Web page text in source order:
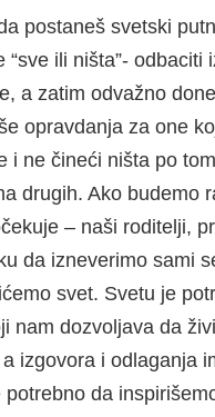
postaneš svetski
“sve ili ništa”- odbaciti
a zatim odvažno
opravdanja za one
i ne čineći ništa po
drugih. Ako budemo
– naši roditelji,
da izneverimo sami
svet. Svetu je
nam dozvoljava da
izgovora i odlaganja
potrebno da